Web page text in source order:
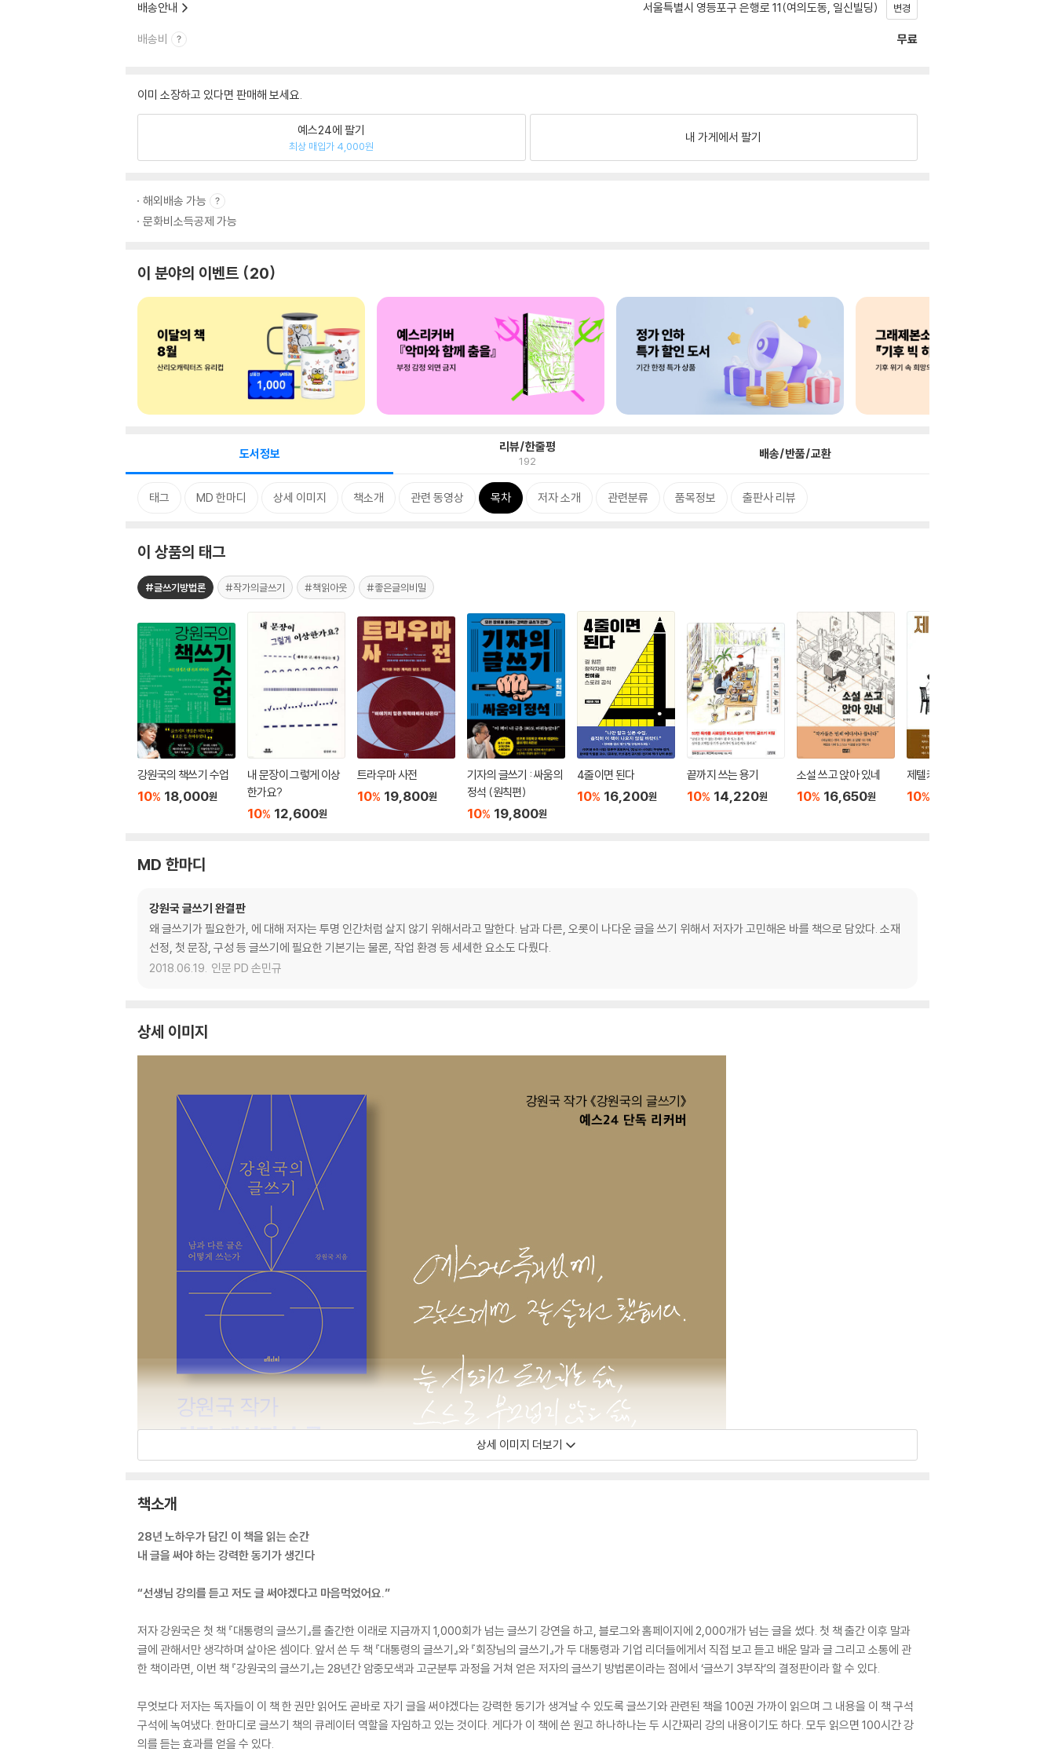
배송안내 서울특별시 영등포구 은행로 11(여의도동, 일신빌딩) 변경
배송비 무료
이미 소장하고 있다면 판매해 보세요.
예스24에 팔기
최상 매입가 4,000원
내 가게에서 팔기
해외배송 가능
문화비소득공제 가능
이 분야의 이벤트 20
도서정보 리뷰/한줄평
192 배송/반품/교환
태그 MD 한마디 상세 이미지 책소개 관련 동영상 목차 저자 소개 관련분류 품목정보 출판사 리뷰
이 상품의 태그
#글쓰기방법론 #작가의글쓰기 #책읽아웃 #좋은글의비밀
강원국의 책쓰기 수업
10% 18,000원
내 문장이 그렇게 이상
한가요?
10% 12,600원
트라우마 사전
10% 19,800원
기자의 글쓰기 : 싸움의
정석 (원칙편)
10% 19,800원
4줄이면 된다
10% 16,200원
끝까지 쓰는 용기
10% 14,220원
소설 쓰고 앉아 있네
10% 16,650원
제텔카스텐
10%
MD 한마디
강원국 글쓰기 완결판
왜 글쓰기가 필요한가, 에 대해 저자는 투명 인간처럼 살지 않기 위해서라고 말한다. 남과 다른, 오롯이 나다운 글을 쓰기 위해서 저자가 고민해온 바를 책으로 담았다. 소재
선정, 첫 문장, 구성 등 글쓰기에 필요한 기본기는 물론, 작업 환경 등 세세한 요소도 다뤘다.
2018.06.19. 인문 PD 손민규
상세 이미지
상세 이미지 더보기
책소개
28년 노하우가 담긴 이 책을 읽는 순간
내 글을 써야 하는 강력한 동기가 생긴다
“선생님 강의를 듣고 저도 글 써야겠다고 마음먹었어요.”
저자 강원국은 첫 책 『대통령의 글쓰기』를 출간한 이래로 지금까지 1,000회가 넘는 글쓰기 강연을 하고, 블로그와 홈페이지에 2,000개가 넘는 글을 썼다. 첫 책 출간 이후 말과
글에 관해서만 생각하며 살아온 셈이다. 앞서 쓴 두 책 『대통령의 글쓰기』와 『회장님의 글쓰기』가 두 대통령과 기업 리더들에게서 직접 보고 듣고 배운 말과 글 그리고 소통에 관
한 책이라면, 이번 책 『강원국의 글쓰기』는 28년간 암중모색과 고군분투 과정을 거쳐 얻은 저자의 글쓰기 방법론이라는 점에서 ‘글쓰기 3부작’의 결정판이라 할 수 있다.
무엇보다 저자는 독자들이 이 책 한 권만 읽어도 곧바로 자기 글을 써야겠다는 강력한 동기가 생겨날 수 있도록 글쓰기와 관련된 책을 100권 가까이 읽으며 그 내용을 이 책 구석
구석에 녹여냈다. 한마디로 글쓰기 책의 큐레이터 역할을 자임하고 있는 것이다. 게다가 이 책에 쓴 원고 하나하나는 두 시간짜리 강의 내용이기도 하다. 모두 읽으면 100시간 강
의를 듣는 효과를 얻을 수 있다.